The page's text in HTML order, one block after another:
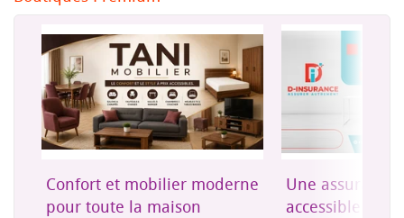
Confort et mobilier moderne
pour toute la maison
Une
accessible à